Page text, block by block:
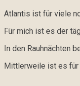
Atlantis ist für viele
Für mich ist es der
In den Rauhnächten
Mittlerweile ist es für